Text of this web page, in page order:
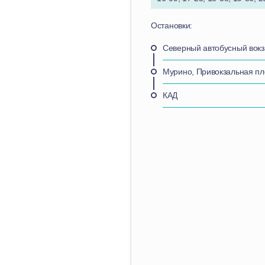
Остановки:
Северный автобусный
Мурино, Привокзальная
КАД